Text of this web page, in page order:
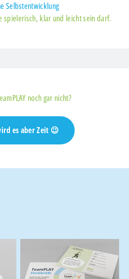
Selbstentwicklung
spielerisch, klar und leicht sein darf.
für deine tägliche Entwicklung.
noch gar nicht?
es aber Zeit 😉